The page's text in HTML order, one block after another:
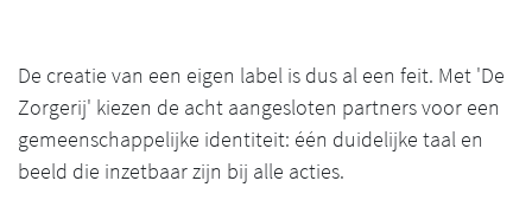
De creatie van een eigen label is dus al een feit. Met 'De
Zorgerij' kiezen de acht aangesloten partners voor een
gemeenschappelijke identiteit: één duidelijke taal en
beeld die inzetbaar zijn bij alle acties.